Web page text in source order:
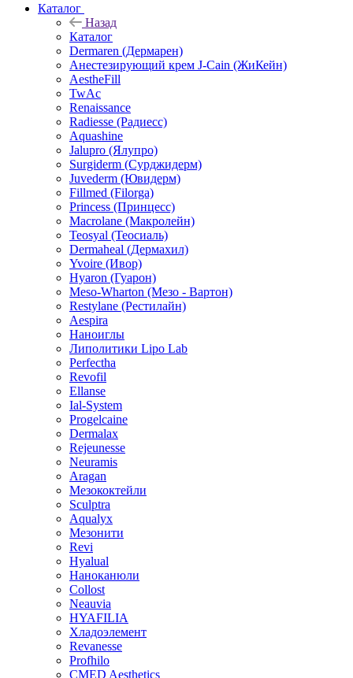
Каталог
Назад
Каталог
Dermaren (Дермарен)
Анестезирующий крем J-Cain (ЖиКейн)
AestheFill
TwAc
Renaissance
Radiesse (Радиесс)
Aquashine
Jalupro (Ялупро)
Surgiderm (Сурджидерм)
Juvederm (Ювидерм)
Fillmed (Filorga)
Princess (Принцесс)
Macrolane (Макролейн)
Teosyal (Теосиаль)
Dermaheal (Дермахил)
Yvoire (Ивор)
Hyaron (Гуарон)
Meso-Wharton (Мезо - Вартон)
Restylane (Рестилайн)
Aespira
Наноиглы
Липолитики Lipo Lab
Perfectha
Revofil
Ellanse
Ial-System
Progelcaine
Dermalax
Rejeunesse
Neuramis
Aragan
Мезококтейли
Sculptra
Aqualyx
Мезонити
Revi
Hyalual
Наноканюли
Collost
Neauvia
HYAFILIA
Хладоэлемент
Revanesse
Profhilo
CMED Aesthetics